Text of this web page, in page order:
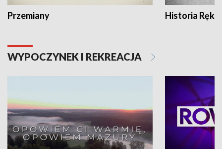
Przemiany Historia Ręką
WYPOCZYNEK I REKREACJA